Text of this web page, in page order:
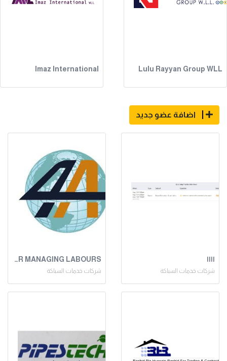
Imaz International Lulu Rayyan Group WLL
اضافة عضو جديد
FOUR A GLOBAL CAREER FOR MANAGING LABOURS
شركات خدمات السباكة
اااا
شركات خدمات السباكة